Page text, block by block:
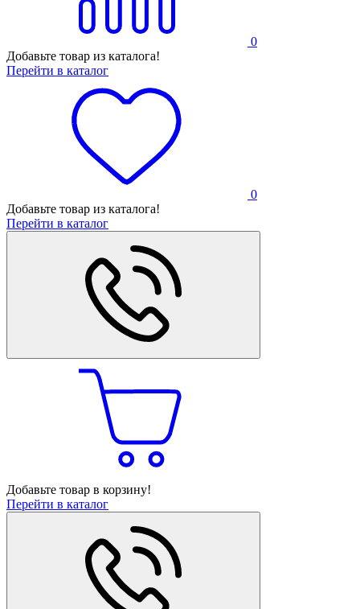
0
Добавьте товар из каталога!
Перейти в каталог
0
Добавьте товар из каталога!
Перейти в каталог
Добавьте товар в корзину!
Перейти в каталог